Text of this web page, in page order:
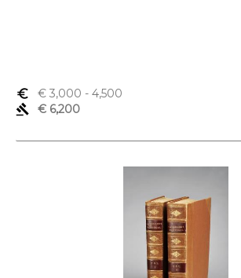
euro_symbol € 3,000 - 4,500
gavel
€ 6,200